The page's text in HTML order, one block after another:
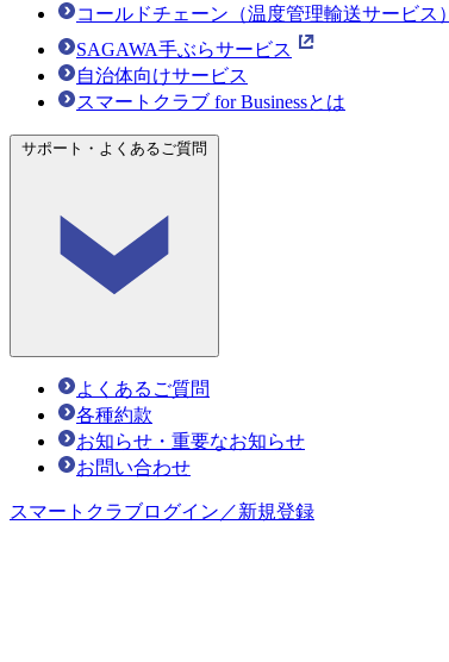
コールドチェーン（温度管理輸送サービス）
SAGAWA手ぶらサービス
自治体向けサービス
スマートクラブ for Businessとは
サポート・よくあるご質問
よくあるご質問
各種約款
お知らせ・重要なお知らせ
お問い合わせ
スマートクラブログイン／新規登録